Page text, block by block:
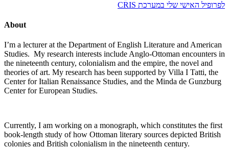
לפרופיל האישי שלי במערכת CRIS
About
I’m a lecturer at the Department of English Literature and American
Studies. My research interests include Anglo-Ottoman encounters in
the nineteenth century, colonialism and the empire, the novel and
theories of art. My research has been supported by Villa I Tatti, the
Center for Italian Renaissance Studies, and the Minda de Gunzburg
Center for European Studies.
Currently, I am working on a monograph, which constitutes the first
book-length study of how Ottoman literary sources depicted British
colonies and British colonialism in the nineteenth century.